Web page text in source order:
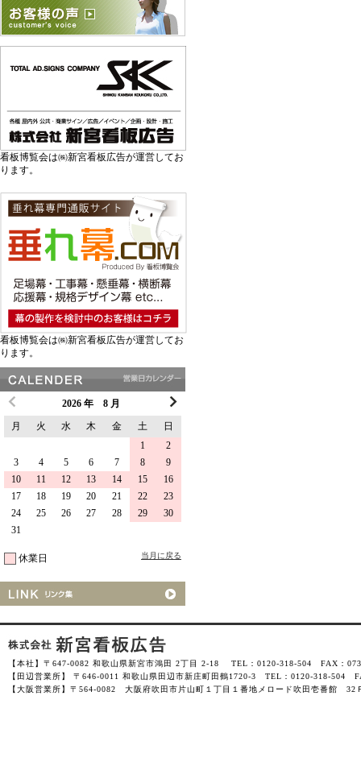
看板博覧会は㈱新宮看板広告が運営してお
ります。
看板博覧会は㈱新宮看板広告が運営してお
ります。
2026 年 8 月
月
火 水 木 金 土
日
1
2
3
4 5 6 7 8
9
10
11 12 13 14 15
16
17
18 19 20 21 22
23
24
25 26 27 28 29
30
31
休業日 当月に戻る
【本社】〒647-0082 和歌山県新宮市鴻田 2丁目 2-18 TEL：0120-318-504 FAX：
【田辺営業所】 〒646-0011 和歌山県田辺市新庄町田鶴1720-3 TEL：0120-318-504
【大阪営業所】〒564-0082 大阪府吹田市片山町１丁目１番地メロード吹田壱番館